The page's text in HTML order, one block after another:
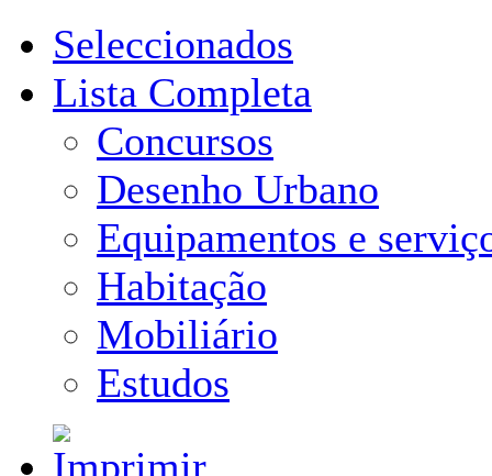
Seleccionados
Lista Completa
Concursos
Desenho Urbano
Equipamentos e
Habitação
Mobiliário
Estudos